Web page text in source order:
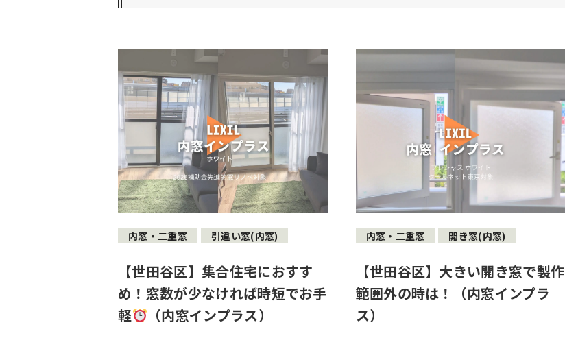
内窓・二重窓 引違い窓(内窓)
【世田谷区】集合住宅におすす
め！窓数が少なければ時短でお手
軽
（内窓インプラス）
内窓・二重窓 開き窓(内窓)
【世田谷区】大きい開き窓で製作
範囲外の時は！（内窓インプラ
ス）